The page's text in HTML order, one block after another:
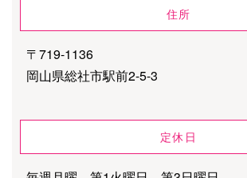
住所
〒719-1136
岡山県総社市駅前2-5-3
定休日